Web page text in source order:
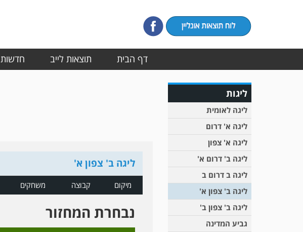
דף הבית תוצאות לייב חדשות
ליגות
ליגה לאומית
ליגה א' דרום
ליגה א' צפון
ליגה ב' דרום א'
ליגה ב דרום ב
ליגה ב' צפון א'
ליגה ב' צפון ב'
גביע המדינה
ליגה ב' צפון א'
מיקום קבוצה משחקים
נבחרת המחזור